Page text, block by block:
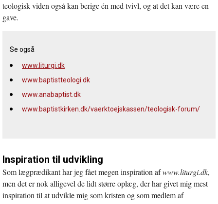
teologisk viden også kan berige én med tvivl, og at det kan være en
gave.
Se også
www.liturgi.dk
www.baptistteologi.dk
www.anabaptist.dk
www.baptistkirken.dk/vaerktoejskassen/teologisk-forum/
Inspiration til udvikling
Som lægprædikant har jeg fået megen inspiration afwww.liturgi.dk,
men det er nok alligevel de lidt større oplæg, der har givet mig mest
inspiration til at udvikle mig som kristen og som medlem af